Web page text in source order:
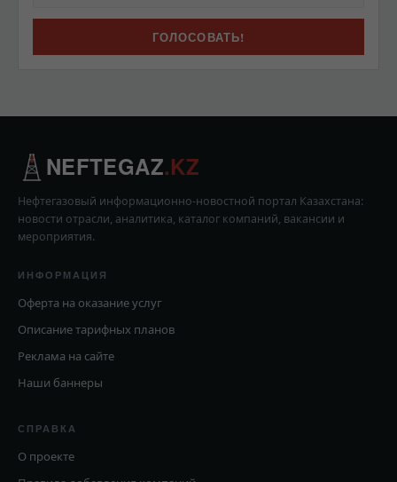
NEFTEGAZ.KZ
Нефтегазовый информационно-новостной портал Казахстана:
новости отрасли, аналитика, каталог компаний, вакансии и
мероприятия.
ИНФОРМАЦИЯ
Оферта на оказание услуг
Описание тарифных планов
Реклама на сайте
Наши баннеры
СПРАВКА
О проекте